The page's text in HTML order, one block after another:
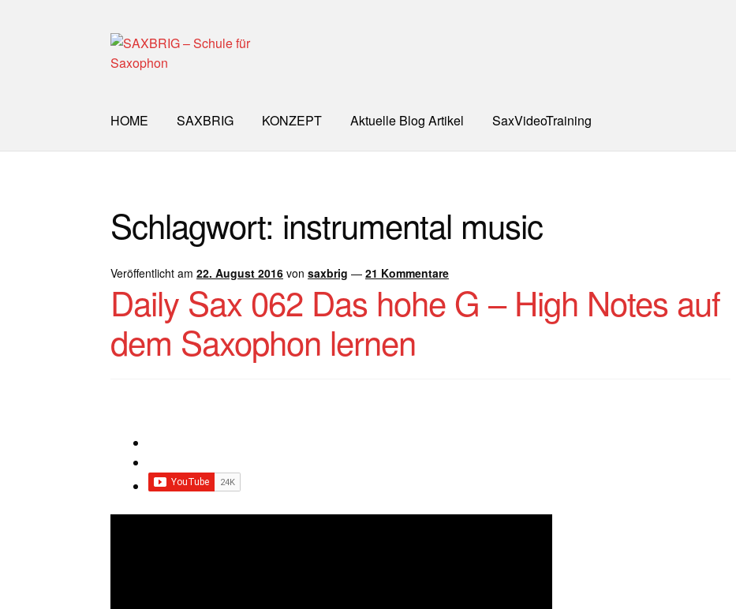
Zur
Navigation
Zum
Inhalt
HOME SAXBRIG KONZEPT Aktuelle Blog Artikel SaxVideoTraining
Impro Basic – Download PDF + mp3 INFOS Kooperation/Partner PREISE
Schlagwort: instrumental music
Veröffentlicht am22. August 2016 vonsaxbrig —21 Kommentare
Daily Sax 062 Das hohe G – High Notes auf
dem Saxophon lernen